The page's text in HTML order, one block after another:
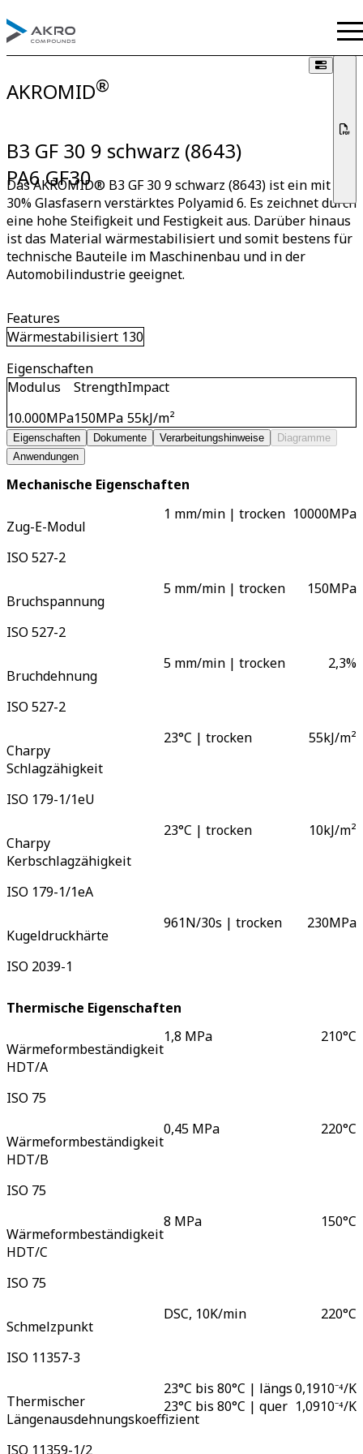
AKROMID®
B3 GF 30 9 schwarz (8643)
PA6 GF30
Das AKROMID® B3 GF 30 9 schwarz (8643) ist ein mit
30% Glasfasern verstärktes Polyamid 6. Es zeichnet durch
eine hohe Steifigkeit und Festigkeit aus. Darüber hinaus
ist das Material wärmestabilisiert und somit bestens für
technische Bauteile im Maschinenbau und in der
Automobilindustrie geeignet.
Features
Wärmestabilisiert 130
Eigenschaften
Modulus
10.000MPa
Strength
150MPa
Impact
55kJ/m²
Eigenschaften Dokumente Verarbeitungshinweise
Diagramme
Anwendungen
Mechanische Eigenschaften
Zug-E-Modul
ISO 527-2
1 mm/min | trocken 10000MPa
Bruchspannung
ISO 527-2
5 mm/min | trocken 150MPa
Bruchdehnung
ISO 527-2
5 mm/min | trocken 2,3%
Charpy
Schlagzähigkeit
ISO 179-1/1eU
23°C | trocken 55kJ/m²
Charpy
Kerbschlagzähigkeit
ISO 179-1/1eA
23°C | trocken 10kJ/m²
Kugeldruckhärte
ISO 2039-1
961N/30s | trocken 230MPa
Thermische Eigenschaften
Wärmeformbeständigkeit
HDT/A
ISO 75
1,8 MPa 210°C
Wärmeformbeständigkeit
HDT/B
ISO 75
0,45 MPa 220°C
Wärmeformbeständigkeit
HDT/C
ISO 75
8 MPa 150°C
Schmelzpunkt
ISO 11357-3
DSC, 10K/min 220°C
Thermischer
Längenausdehnungskoeffizient
ISO 11359-1/2
23°C bis 80°C | längs
23°C bis 80°C | quer
0,1910⁻⁴/K
1,0910⁻⁴/K